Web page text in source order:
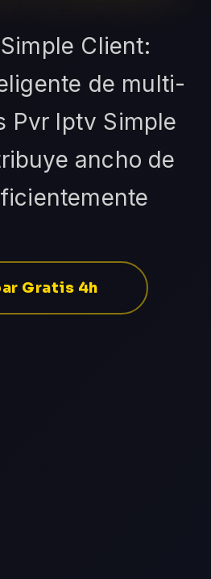
Client:
de multi-
Pvr Iptv Simple
ancho de
Gratis 4h